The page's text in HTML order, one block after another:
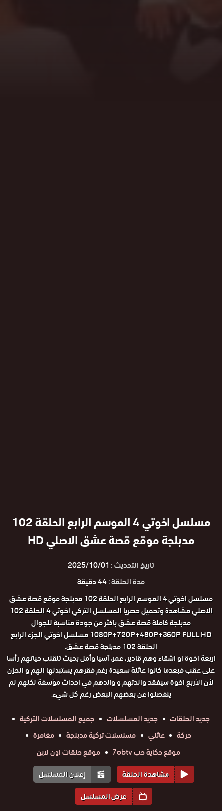
مسلسل اخوتي 4 الموسم الرابع الحلقة 102
مدبلجة موقع قصة عشق الاصلي HD
تاريخ التحديث : 2025/10/01
مدة الحلقة :44 دقيقة
مسلسل اخوتي 4 الموسم الرابع الحلقة 102 مدبلجة موقع قصة عشق
الاصلي مشاهدة وتحميل حصريا المسلسل التركي اخوتي 4 الحلقة 102
مدبلجة كاملة قصة عشق باكثر من جودة مناسبة للجوال
1080P+720P+480P+360P FULL HD مسلسل اخوتي الجزء الرابع
الحلقة 102 مدبلجة قصة عشق.
اربعة اخوة او اشقاء وهم قادير، عمر، آسيا وأمل بحيث تنقلب حياتهم رأسا
على عقب فبعدما كانوا عائلة سعيدة رغم فقرهم يستبدلها الهم و الحزن
لأن الأربع اخوة سيفقد والدتهم و والدهم في احداث مؤسفة لكنهم لم
ينفصلوا عن بعضهم البعض رغم كل شيء.
جديد الحلقات
جديد المسلسلات
جميع المسلسلات التركية
حركة
عائلي مسلسلات تركية مدبلجة
مغامرة
موقع حكاية حب 7obtv
موقع حلقات اون لاين
مشاهدة الحلقة
إعلان المسلسل
عرض المسلسل